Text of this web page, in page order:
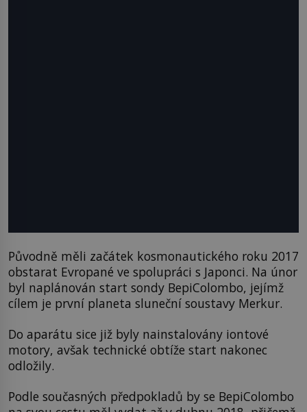
Původně měli začátek kosmonautického roku 2017
obstarat Evropané ve spolupráci s Japonci. Na únor
byl naplánován start sondy BepiColombo, jejímž
cílem je první planeta sluneční soustavy Merkur.
Do aparátu sice již byly nainstalovány iontové
motory, avšak technické obtíže start nakonec
odložily.
Podle současných předpokladů by se BepiColombo